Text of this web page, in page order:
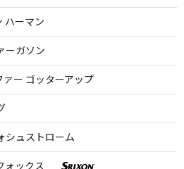
ハーマン
ーガソン
ァー ゴッターアップ
シュストローム
ォックス